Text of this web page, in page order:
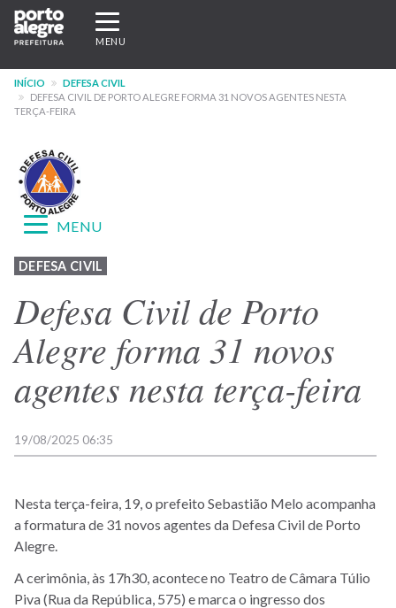
Pular
para
conteúdo
principal
Expandir/recolher
navegação
MENU
INÍCIO
DEFESA CIVIL
DEFESA CIVIL DE PORTO ALEGRE FORMA 31 NOVOS AGENTES NESTA
TERÇA-FEIRA
Menu
-
site
Defesa
Civil
Expandir/recolher
MENU
DEFESA CIVIL
Defesa Civil de Porto
Alegre forma 31 novos
agentes nesta terça-feira
19/08/2025 06:35
Nesta terça-feira, 19, o prefeito Sebastião Melo acompanha
a formatura de 31 novos agentes da Defesa Civil de Porto
Alegre.
A cerimônia, às 17h30, acontece no Teatro de Câmara Túlio
Piva (Rua da República, 575) e marca o ingresso dos